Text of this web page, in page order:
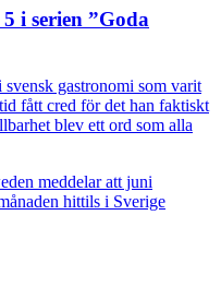
i serien ”Goda
gastronomi som varit
fått cred för det han faktiskt
blev ett ord som alla